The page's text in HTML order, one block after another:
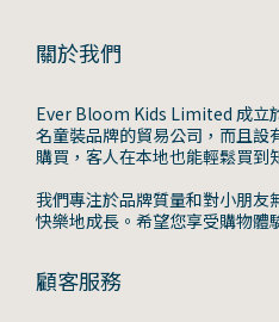
關於我們
Ever Bloom Kids Limited 成立
名童裝品牌的貿易公司，而且設
購買，客人在本地也能輕鬆買到
我們專注於品牌質量和對小朋友
快樂地成長。希望您享受購物體
顧客服務